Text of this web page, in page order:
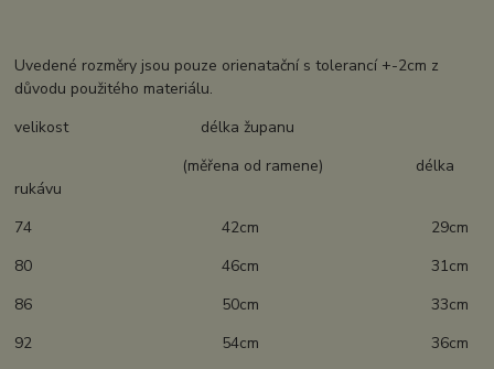
Uvedené rozměry jsou pouze orienatační s tolerancí +-2cm z
důvodu použitého materiálu.
velikost délka županu
(měřena od ramene) délka
rukávu
74 42cm 29cm
80 46cm 31cm
86 50cm 33cm
92 54cm 36cm